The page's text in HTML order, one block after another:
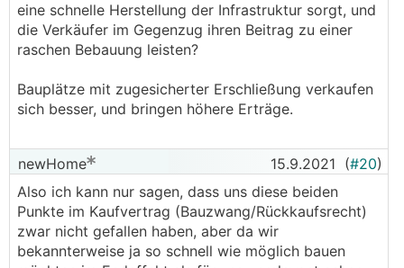
eine schnelle Herstellung der Infrastruktur sorgt, und
die Verkäufer im Gegenzug ihren Beitrag zu einer
raschen Bebauung leisten?
Bauplätze mit zugesicherter Erschließung verkaufen
sich besser, und bringen höhere Erträge.
newHome 15.9.2021 (#20)
Also ich kann nur sagen, dass uns diese beiden
Punkte im Kaufvertrag (Bauzwang/Rückkaufsrecht)
zwar nicht gefallen haben, aber da wir
bekannterweise ja so schnell wie möglich bauen